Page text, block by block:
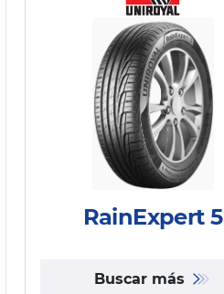
RainExpert 5
Buscar más